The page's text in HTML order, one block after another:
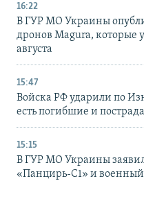
16:22
В ГУР МО Украины
дронов Magura, которые
августа
15:47
Войска РФ ударили по
есть погибшие и
15:15
В ГУР МО Украины
«Панцирь-С1» и